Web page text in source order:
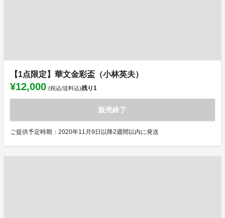
【1点限定】華文金彩盃（小林英夫）
¥12,000 (税込/送料込)残り1
販売終了
ご提供予定時期：2020年11月9日以降2週間以内に発送